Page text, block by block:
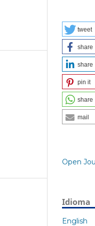
tweet
share
share
pin it
share
mail
Open
Idioma
English